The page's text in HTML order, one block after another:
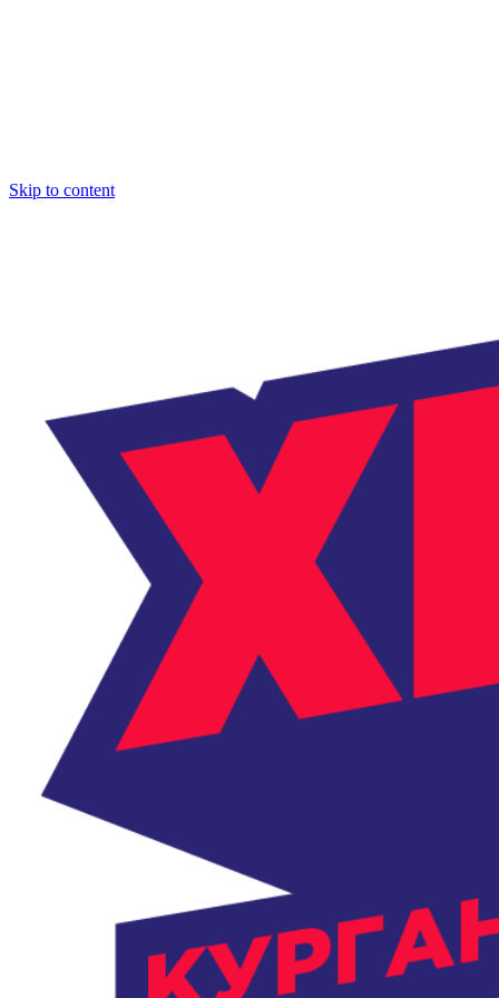
Skip to content